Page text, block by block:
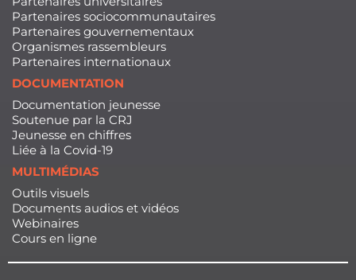
Partenaires sociocommunautaires
Partenaires gouvernementaux
Organismes rassembleurs
Partenaires internationaux
DOCUMENTATION
Documentation jeunesse
Soutenue par la CRJ
Jeunesse en chiffres
Liée à la Covid-19
MULTIMÉDIAS
Outils visuels
Documents audios et vidéos
Webinaires
Cours en ligne